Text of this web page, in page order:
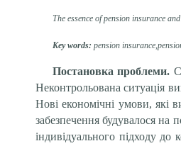
The essence of pension insurance
Key words: pension
Постановка проблеми.
Неконтрольована ситуація
Нові економічні умови, які
забезпечення будувалося на
індивідуального підходу до